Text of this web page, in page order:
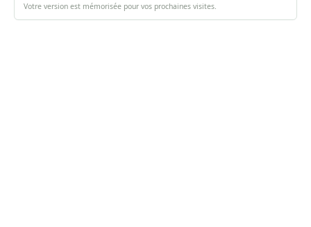
Votre version est mémorisée pour vos prochaines visites.